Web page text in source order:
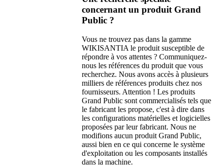
concernant un produit Grand
Public ?
Vous ne trouvez pas dans la gamme
WIKISANTIA le produit susceptible de
répondre à vos attentes ? Communiquez-
nous les références du produit que vous
recherchez. Nous avons accès à plusieurs
milliers de références produits chez nos
fournisseurs. Attention ! Les produits
Grand Public sont commercialisés tels que
le fabricant les propose, c'est à dire dans
les configurations matérielles et logicielles
proposées par leur fabricant. Nous ne
modifions aucun produit Grand Public,
aussi bien en ce qui concerne le système
d'exploitation ou les composants installés
dans la machine.